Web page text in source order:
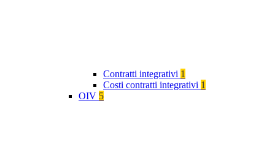
Contratti integrativi 1
Costi contratti integrativi 1
OIV 5